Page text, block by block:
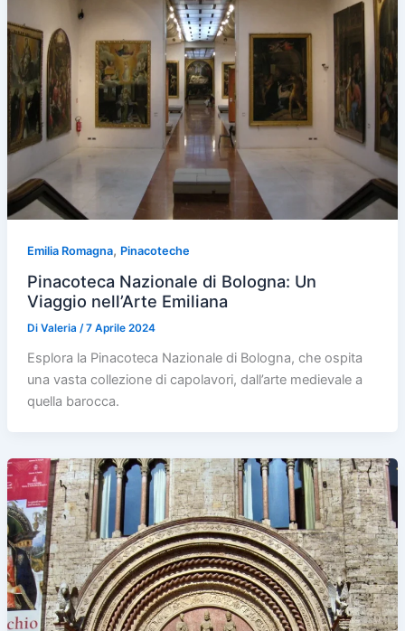
Emilia Romagna, Pinacoteche
Pinacoteca Nazionale di Bologna: Un
Viaggio nell’Arte Emiliana
Di Valeria /7 Aprile 2024
Esplora la Pinacoteca Nazionale di Bologna, che ospita
una vasta collezione di capolavori, dall’arte medievale a
quella barocca.